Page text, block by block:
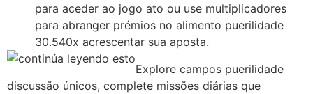
para aceder ao jogo ato ou use multiplicadores
para abranger prémios no alimento puerilidade
30.540x acrescentar sua aposta.
Explore campos puerilidade
discussão únicos, complete missões diárias que